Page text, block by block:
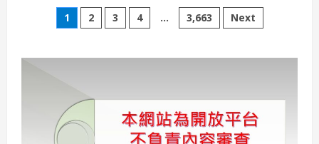
熟
女
美
眉
貓
低
頭
文
章
頁
1 2 3 4 ... 3,663 Next